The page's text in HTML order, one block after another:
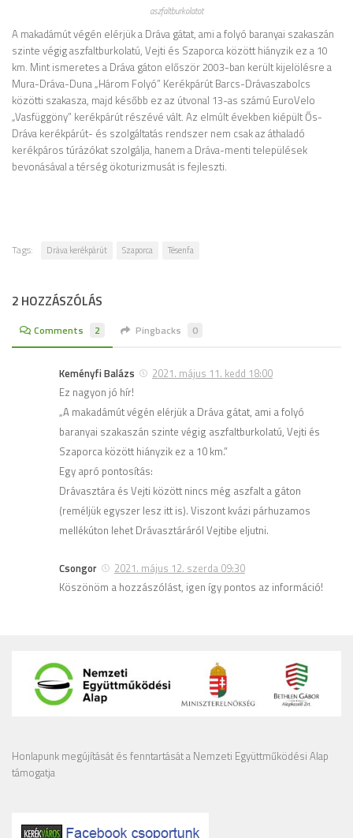
aszfaltburkolatot
A makadámút végén elérjük a Dráva gátat, ami a folyó baranyai szakaszán
szinte végig aszfaltburkolatú, Vejti és Szaporca között hiányzik ez a 10
km. Mint ismeretes a Dráva gáton először 2003-ban került kijelölésre a
Mura-Dráva-Duna „Három Folyó” Kerékpárút Barcs-Drávaszabolcs
közötti szakasza, majd később ez az útvonal 13-as számú EuroVelo
„Vasfüggöny” kerékpárút részévé vált. Az elmúlt években kiépült Ős-
Dráva kerékpárút- és szolgáltatás rendszer nem csak az áthaladó
kerékpáros túrázókat szolgálja, hanem a Dráva-menti települések
bevonásával a térség ökoturizmusát is fejleszti.
Tags: Dráva kerékpárút Szaporca Tésenfa
2 HOZZÁSZÓLÁS
Comments 2 Pingbacks 0
Keményfi Balázs
2021. május 11. kedd 18:00
Ez nagyon jó hír!
„A makadámút végén elérjük a Dráva gátat, ami a folyó
baranyai szakaszán szinte végig aszfaltburkolatú, Vejti és
Szaporca között hiányzik ez a 10 km.”
Egy apró pontosítás:
Drávasztára és Vejti között nincs még aszfalt a gáton
(reméljük egyszer lesz itt is). Viszont kvázi párhuzamos
mellékúton lehet Drávasztáráról Vejtibe eljutni.
Csongor
2021. május 12. szerda 09:30
Köszönöm a hozzászólást, igen így pontos az információ!
Honlapunk megújítását és fenntartását a Nemzeti Együttműködési Alap
támogatja